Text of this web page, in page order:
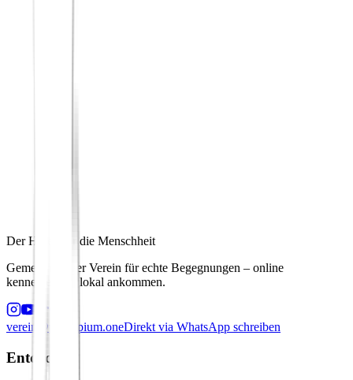
Der Hafen für die Menschheit
Gemeinnütziger Verein für echte Begegnungen – online
kennenlernen, lokal ankommen.
verein@principium.oneDirekt via WhatsApp schreiben
Entdecken